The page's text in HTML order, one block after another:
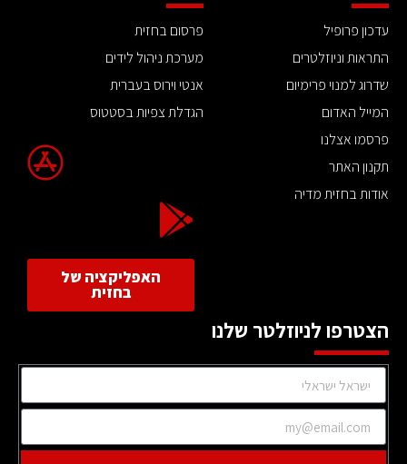
עדכון פרופיל
התראות וניוזלטרים
שדרוג למנוי פרימיום
המייל האדום
פרסמו אצלנו
תקנון האתר
אודות בחזית מדיה
פרסום בחזית
מערכת ניהול לידים
אנטי וירוס בעברית
הגדלת צפיות בסטטוס
האפליקציה של
בחזית
הצטרפו לניוזלטר שלנו